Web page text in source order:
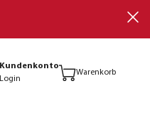
Kundenkonto
Login
Warenkorb